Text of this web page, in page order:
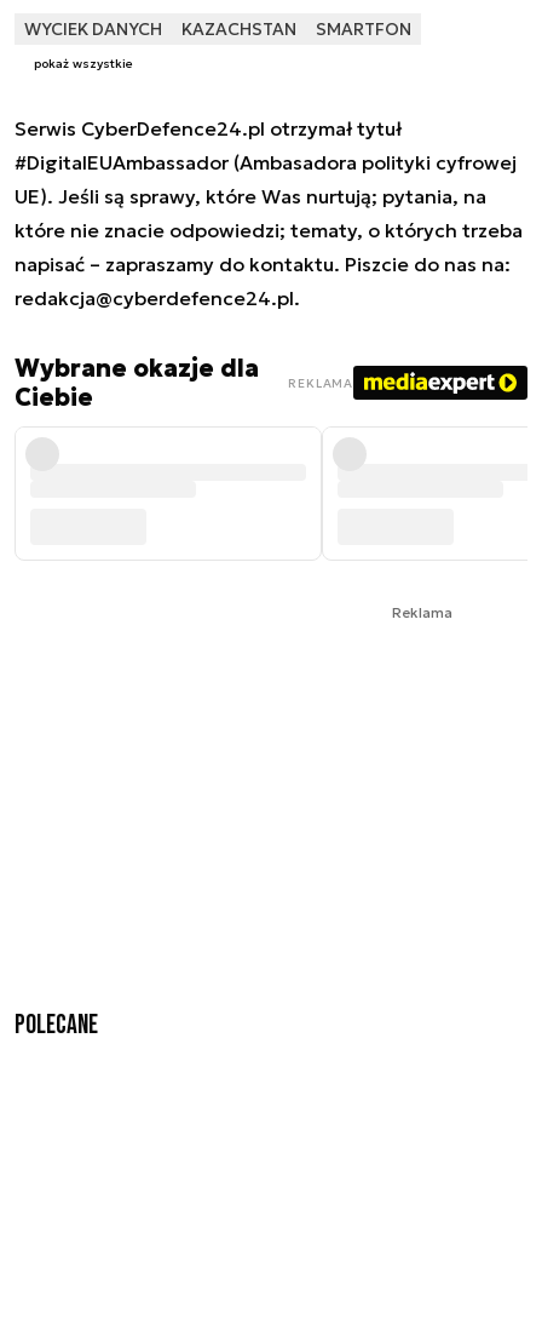
WYCIEK DANYCH KAZACHSTAN SMARTFON
pokaż wszystkie
Serwis CyberDefence24.pl otrzymał tytuł
#DigitalEUAmbassador (Ambasadora polityki cyfrowej
UE). Jeśli są sprawy, które Was nurtują; pytania, na
które nie znacie odpowiedzi; tematy, o których trzeba
napisać – zapraszamy do kontaktu. Piszcie do nas na:
redakcja@cyberdefence24.pl.
Wybrane okazje dla
Ciebie
REKLAMA
Reklama
Polecane